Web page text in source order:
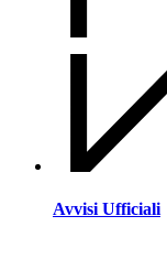
Avvisi Ufficiali